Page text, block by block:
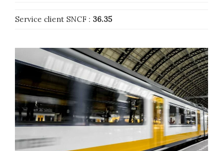
Service client SNCF : 36.35